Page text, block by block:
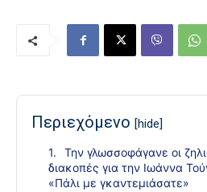
Περιεχόμενο [hide]
Την γλωσσοφάγανε οι
διακοπές για την Ιωάννα
«Πάλι με γκαντεμιάσατε»